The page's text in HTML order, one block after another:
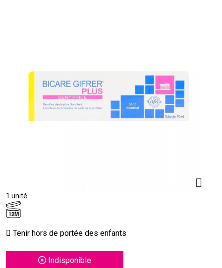
1 unité
12M
Tenir hors de portée des enfants
Indisponible